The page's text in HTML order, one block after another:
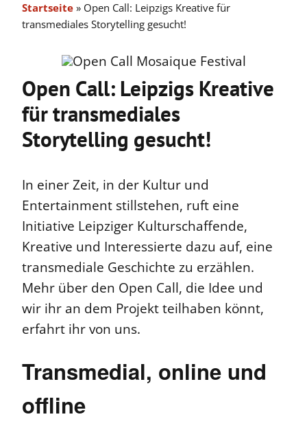
Startseite » Open Call: Leipzigs Kreative für
transmediales Storytelling gesucht!
Open Call: Leipzigs Kreative
für transmediales
Storytelling gesucht!
In einer Zeit, in der Kultur und
Entertainment stillstehen, ruft eine
Initiative Leipziger Kulturschaffende,
Kreative und Interessierte dazu auf, eine
transmediale Geschichte zu erzählen.
Mehr über den Open Call, die Idee und
wir ihr an dem Projekt teilhaben könnt,
erfahrt ihr von uns.
Transmedial, online und
offline